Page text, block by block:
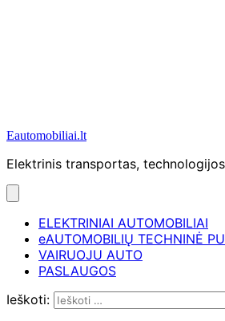
Eautomobiliai.lt
Elektrinis transportas, technologijos
ELEKTRINIAI AUTOMOBILIAI
eAUTOMOBILIŲ TECHNINĖ
VAIRUOJU AUTO
PASLAUGOS
Ieškoti: